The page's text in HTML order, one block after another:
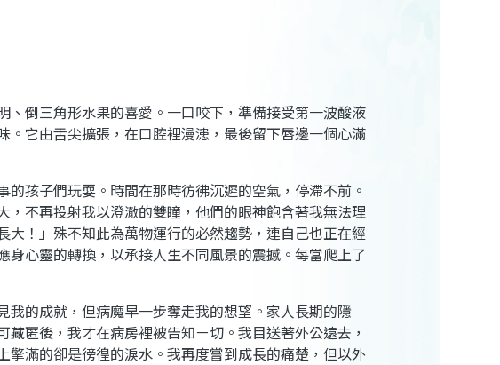
倒三角形水果的喜愛。一口咬下，準備接受第一波酸液
它由舌尖擴張，在口腔裡漫漶，最後留下唇邊一個心滿
孩子們玩耍。時間在那時彷彿沉遲的空氣，停滯不前。
不再投射我以澄澈的雙瞳，他們的眼神飽含著我無法理
！」殊不知此為萬物運行的必然趨勢，連自己也正在經
心靈的轉換，以承接人生不同風景的震撼。每當爬上了
的成就，但病魔早一步奪走我的想望。家人長期的隱
匿後，我才在病房裡被告知ㄧ切。我目送著外公遠去，
滿的卻是徬徨的淚水。我再度嘗到成長的痛楚，但以外